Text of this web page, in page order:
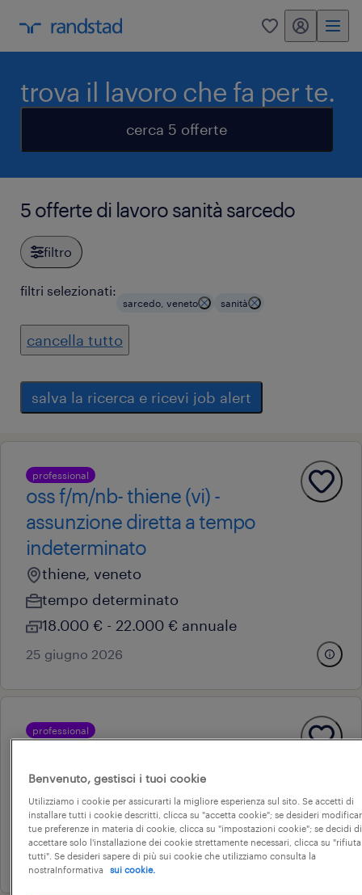
0 my randstad
trova il lavoro che fa per te.
cerca 5 offerte
5 offerte di lavoro sanità sarcedo
filtro
filtri selezionati:
sarcedo, veneto sanità
cancella tutto
salva la ricerca e ricevi job alert
professional
oss f/m/nb- thiene (vi) -
assunzione diretta a tempo
indeterminato
thiene, veneto
tempo determinato
18.000 € - 22.000 € annuale
25 giugno 2026
professional
schio, veneto
tempo determinato
22.000 € - 28.000 € annuale
26 giugno 2026
Benvenuto, gestisci i tuoi cookie
Utilizziamo i cookie per assicurarti la migliore esperienza sul sito. Se accetti di
installare tutti i cookie descritti, clicca su "accetta cookie"; se desideri
tue preferenze in materia di cookie, clicca su "impostazioni cookie"; se decidi di
accettare solo l'installazione dei cookie strettamente necessari, clicca su "rifiuta
tutti". Se desideri sapere di più sui cookie che utilizziamo consulta la
nostraInformativa
sui cookie.